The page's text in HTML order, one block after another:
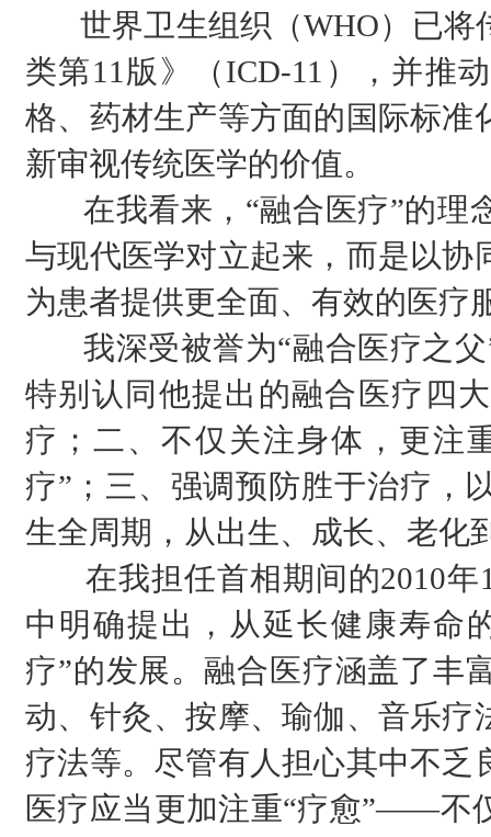
世界卫生组织（WHO）已将
类第11版》（ICD-11），并推
格、药材生产等方面的国际标准
新审视传统医学的价值。
在我看来，“融合医疗”的理
与现代医学对立起来，而是以协
为患者提供更全面、有效的医疗
我深受被誉为“融合医疗之父
特别认同他提出的融合医疗四
疗；二、不仅关注身体，更注
疗”；三、强调预防胜于治疗，
生全周期，从出生、成长、老化
在我担任首相期间的2010年
中明确提出，从延长健康寿命
疗”的发展。融合医疗涵盖了丰
动、针灸、按摩、瑜伽、音乐疗
疗法等。尽管有人担心其中不乏
医疗应当更加注重“疗愈”——不